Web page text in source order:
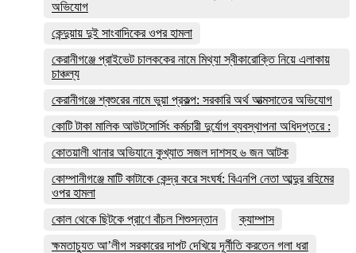
অভিযোগ
কেন্দুয়ায় দুই সাংবাদিকের ওপর হামলা
কেরানীগঞ্জে প্রাইভেট চালককের নামে মিথ্যা স্বীকারোক্তি নিয়ে এলাকায়
চাঞ্চল্য
কেরানীগঞ্জে শ্বশুরের নামে ভুয়া প্রকল্প: সরকারি অর্থ আত্মসাতের অভিযোগ
কোটি টাকা মালিক আউটসোর্সিং কর্মচারী দুর্যোগ ব্যবস্থাপনা অধিদপ্তরে :
কোতয়ালী থানার অভিযানে কুখ্যাত সজল দাশসহ ৬ জন আটক
কোম্পানীগঞ্জে মাটি কাটাকে কেন্দ্র করে সংঘর্ষ: বিএনপি নেতা আব্দুর রহিমের
ওপর হামলা
কোল থেকে ছিটকে প্রাণে বাঁচল শিশুসন্তান
ক্যাম্পাস
ক্ষমতাচ্যুত আ’লীগ সরকারের দাপট দেখিয়ে দূর্নীতি করতেন গলা ধরা